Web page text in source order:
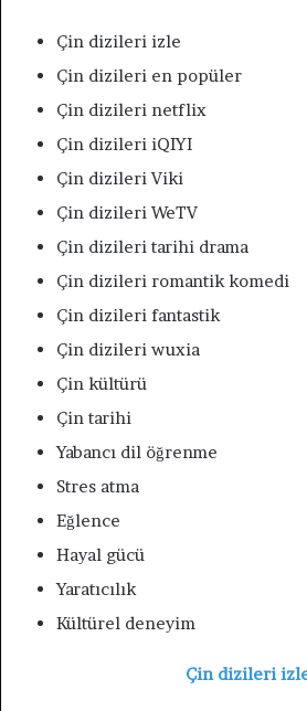
Çin dizileri izle
Çin dizileri en popüler
Çin dizileri netflix
Çin dizileri iQIYI
Çin dizileri Viki
Çin dizileri WeTV
Çin dizileri tarihi drama
Çin dizileri romantik komedi
Çin dizileri fantastik
Çin dizileri wuxia
Çin kültürü
Çin tarihi
Yabancı dil öğrenme
Stres atma
Eğlence
Hayal gücü
Yaratıcılık
Kültürel deneyim
Çin dizileri